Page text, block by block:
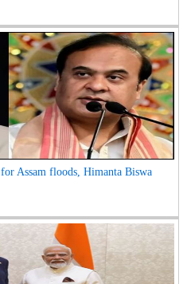
Assam floods, Himanta Biswa